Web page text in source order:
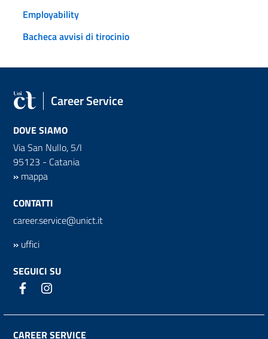
Employability
Bacheca avvisi di tirocinio
Career Service
DOVE SIAMO
Via San Nullo, 5/I
95123 - Catania
» mappa
CONTATTI
career.service@unict.it
» uffici
SEGUICI SU
CAREER SERVICE